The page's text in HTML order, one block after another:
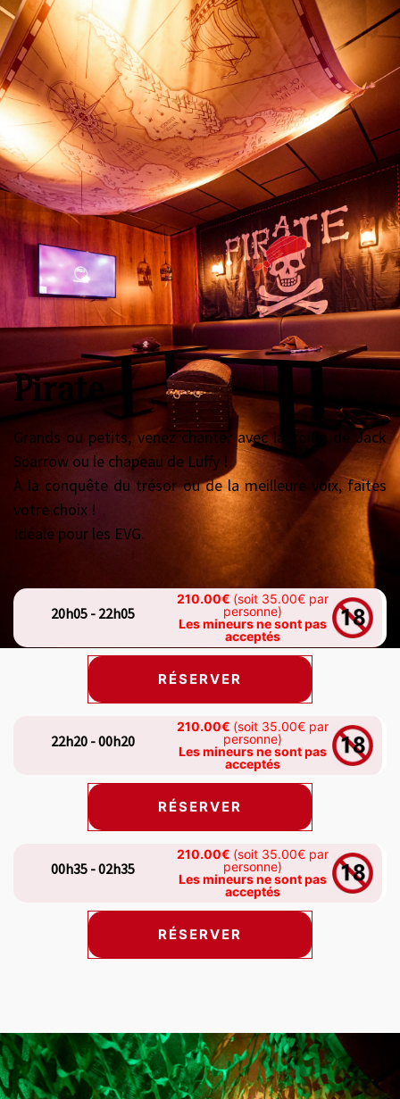
Pirate
Grands ou petits, venez chanter avec la coiffe de Jack
Sparrow ou le chapeau de Luffy !
À la conquête du trésor ou de la meilleure voix, faites
votre choix !
Idéale pour les EVG.
20h05 - 22h05
210.00€ (soit 35.00€ par
personne)
Les mineurs ne sont pas
acceptés
RÉSERVER
22h20 - 00h20
210.00€ (soit 35.00€ par
personne)
Les mineurs ne sont pas
acceptés
RÉSERVER
00h35 - 02h35
210.00€ (soit 35.00€ par
personne)
Les mineurs ne sont pas
acceptés
RÉSERVER
carousel shows one large product image at a time. Use the